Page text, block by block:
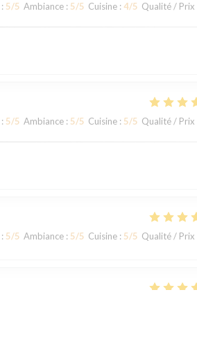
: 5/5 Ambiance : 5/5 Cuisine : 4/5 Qualité / Prix
: 5/5 Ambiance : 5/5 Cuisine : 5/5 Qualité / Prix
: 5/5 Ambiance : 5/5 Cuisine : 5/5 Qualité / Prix